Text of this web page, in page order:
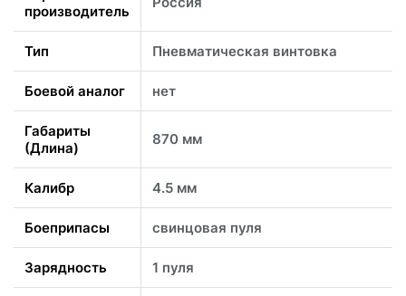
производитель
Тип Пневматическая винтовка
Боевой аналог нет
Габариты
(Длина)
870 мм
Калибр 4.5 мм
Боеприпасы свинцовая пуля
Зарядность 1 пуля